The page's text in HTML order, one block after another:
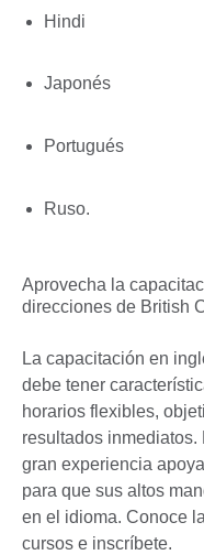
Hindi
Japonés
Portugués
Ruso.
Aprovecha la
direcciones de British
La capacitación en
debe tener
horarios flexibles,
resultados
gran experiencia
para que sus altos
en el idioma. Conoce
cursos e inscríbete.